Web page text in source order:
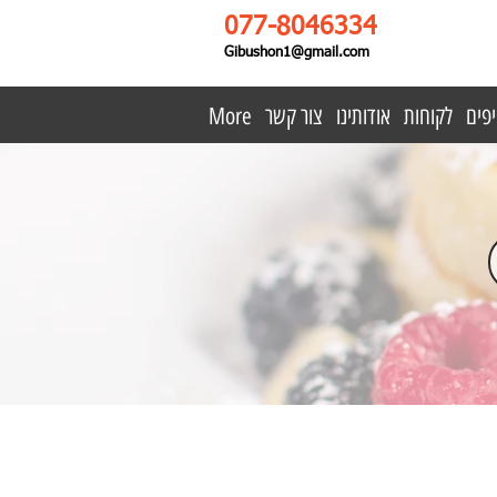
077-8046334
Gibushon1@gmail.com
לקוחות אודותינו צור קשר More